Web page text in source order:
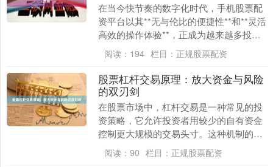
在当今快节奏的数字化时代，手机股票配
资平台以其**无与伦比的便捷性**和**灵活
高效的操作体验**，正成为越来越多投资
者扩大交易规模、捕捉市场机遇的首选工
具。然....
阅读： 194 栏目： 正规股票配资
股票杠杆交易原理：放大资金与风险
的双刃剑
在股票市场中，杠杆交易是一种常见的投
资策略，它允许投资者用较少的自有资金
控制更大规模的交易头寸。这种机制的核
心在于“借力”——通过向券商或金融机构
借款，放大投资....
阅读： 90 栏目： 正规股票配资